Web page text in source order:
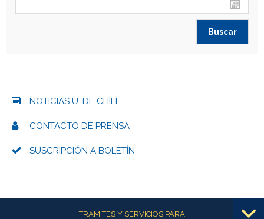
NOTICIAS U. DE CHILE
CONTACTO DE PRENSA
SUSCRIPCIÓN A BOLETÍN
Más informaciónTRÁMITES Y SERVICIOS PARA